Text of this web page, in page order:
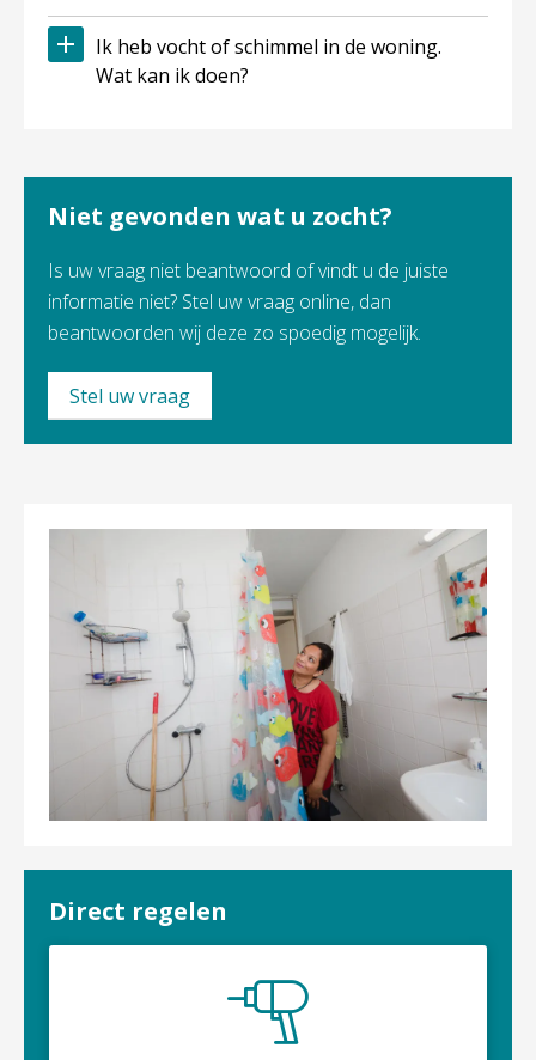
Ik heb vocht of schimmel in de woning.
Wat kan ik doen?
Niet gevonden wat u zocht?
Is uw vraag niet beantwoord of vindt u de juiste
informatie niet? Stel uw vraag online, dan
beantwoorden wij deze zo spoedig mogelijk.
Stel uw vraag
Direct regelen